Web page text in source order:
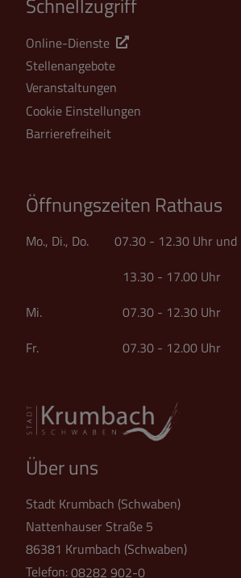
Online-Dienste
Stellenangebote
Veranstaltungen
Cookie Einstellungen
Barrierefreiheit
Öffnungszeiten Rathaus
Mo., Di., Do. 07.30 - 12.30 Uhr und
13.30 - 17.00 Uhr
Mi. 07.30 - 12.30 Uhr
Fr. 07.30 - 12.00 Uhr
Über uns
Stadt Krumbach (Schwaben)
Nattenhauser Straße 5
86381 Krumbach (Schwaben)
Telefon:08282 902-0